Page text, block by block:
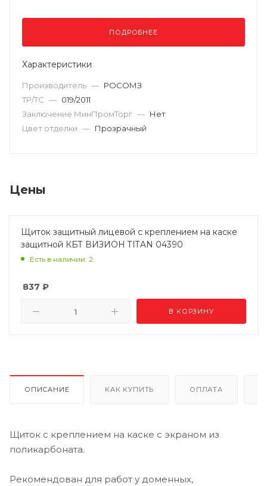
ПОДРОБНЕЕ
Характеристики
Производитель — РОСОМЗ
ТР/ТС — 019/2011
Заключение МинПромТорг — Нет
Цвет отделки — Прозрачный
Цены
Щиток защитный лицевой с креплением на каске
защитной КБТ ВИЗИОН TITAN 04390
Есть в наличии: 2
837 ₽
В КОРЗИНУ
ОПИСАНИЕ КАК КУПИТЬ ОПЛАТА
Щиток с креплением на каске с экраном из
поликарбоната.
Рекомендован для работ у доменных,